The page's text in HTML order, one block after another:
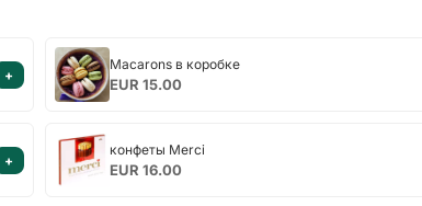
+
Macarons
в
коробке
Macarons в коробке
EUR 15.00
+
конфеты
Merci
конфеты Merci
EUR 16.00